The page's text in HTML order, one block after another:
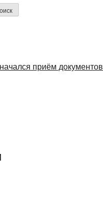
приём документов